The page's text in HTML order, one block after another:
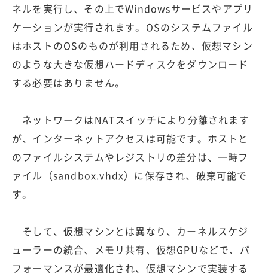
ネルを実行し、その上でWindowsサービスやアプリ
ケーションが実行されます。OSのシステムファイル
はホストのOSのものが利用されるため、仮想マシン
のような大きな仮想ハードディスクをダウンロード
する必要はありません。
ネットワークはNATスイッチにより分離されます
が、インターネットアクセスは可能です。ホストと
のファイルシステムやレジストリの差分は、一時フ
ァイル（sandbox.vhdx）に保存され、破棄可能で
す。
そして、仮想マシンとは異なり、カーネルスケジ
ューラーの統合、メモリ共有、仮想GPUなどで、パ
フォーマンスが最適化され、仮想マシンで実装する